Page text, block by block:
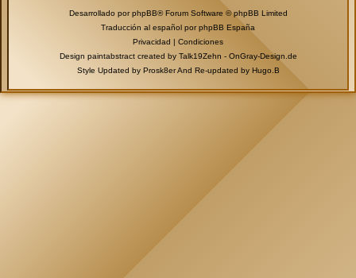
Desarrollado porphpBB® Forum Software © phpBB Limited
Traducción al español porphpBB España
Privacidad | Condiciones
Design paintabstract created by Talk19Zehn - OnGray-Design.de
Style Updated by Prosk8erAnd Re-updated by Hugo.B